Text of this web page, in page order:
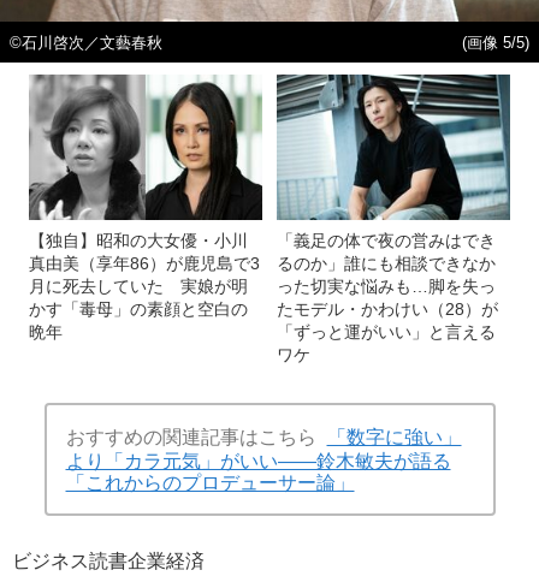
©石川啓次／文藝春秋 (画像 5/5)
【独自】昭和の大女優・小川
真由美（享年86）が鹿児島で3
月に死去していた 実娘が明
かす「毒母」の素顔と空白の
晩年
「義足の体で夜の営みはでき
るのか」誰にも相談できなか
った切実な悩みも…脚を失っ
たモデル・かわけい（28）が
「ずっと運がいい」と言える
ワケ
おすすめの関連記事はこちら
「数字に強い」
より「カラ元気」がいい――鈴木敏夫が語る
「これからのプロデューサー論」
ビジネス読書企業経済